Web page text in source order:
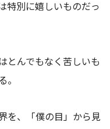
特別に嬉しいものだっ
とんでもなく苦しいも
。
を、「僕の目」から見